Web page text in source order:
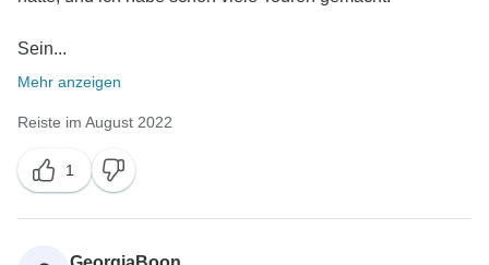
Sein...
Mehr anzeigen
Reiste im August 2022
1